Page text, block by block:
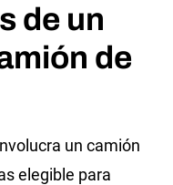
de un
de
un camión
elegible para